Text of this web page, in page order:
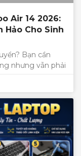
Air 14 2026:
Hảo Cho Sinh
Bạn cần
nhưng vẫn phải